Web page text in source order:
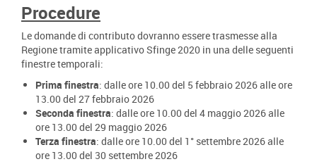
Procedure
Le domande di contributo dovranno essere trasmesse alla
Regione tramite applicativo Sfinge 2020 in una delle seguenti
finestre temporali:
Prima finestra: dalle ore 10.00 del 5 febbraio 2026 alle ore
13.00 del 27 febbraio 2026
Seconda finestra: dalle ore 10.00 del 4 maggio 2026 alle
ore 13.00 del 29 maggio 2026
Terza finestra: dalle ore 10.00 del 1° settembre 2026 alle
ore 13.00 del 30 settembre 2026